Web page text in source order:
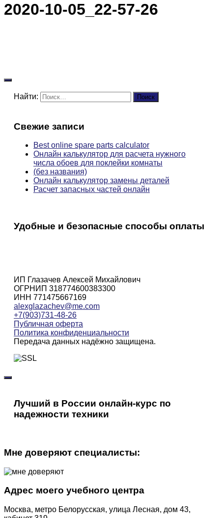
2020-10-05_22-57-26
Найти:
Свежие записи
Best online spare parts calculator
Онлайн калькулятор для расчета нужного
числа обоев для поклейки комнаты
(без названия)
Онлайн калькулятор замены деталей
Расчет запасных частей онлайн
Удобные и безопасные способы оплаты
ИП Глазачев Алексей Михайлович
ОГРНИП 318774600383300
ИНН 771475667169
alexglazachev@me.com
+7(903)731-48-26
Публичная оферта
Политика конфиденциальности
Передача данных надёжно защищена.
Лучший в России онлайн-курс по
надежности техники
Мне доверяют специалисты:
Адрес моего учебного центра
Москва, метро Белорусская, улица Лесная, дом 43,